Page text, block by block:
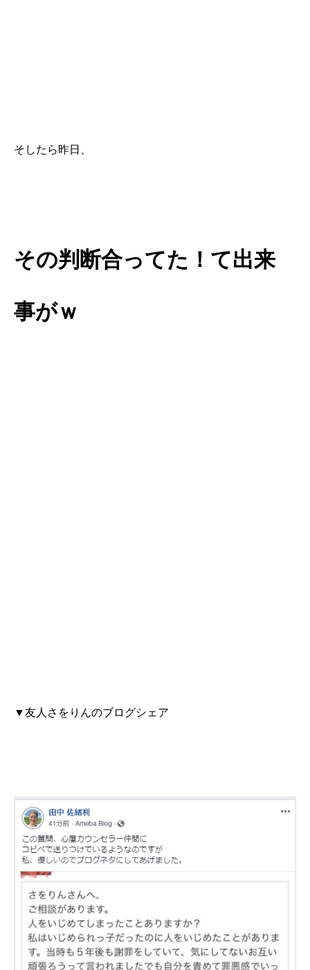
そしたら昨日、
その判断合ってた！て出来
事がｗ
▼友人さをりんのブログシェア